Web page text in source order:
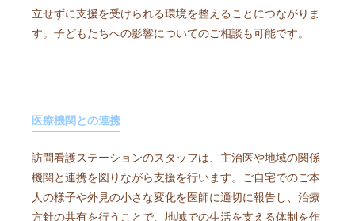
立せずに支援を受けられる環境を整えることにつながりま
す。子どもたちへの影響についてのご相談も可能です。
医療機関との連携
訪問看護ステーションのスタッフは、主治医や地域の関係
機関と連携を図りながら支援を行います。ご自宅でのご本
人の様子や外見の小さな変化を医師に適切に報告し、治療
方針の共有を行うことで、地域での生活を支える体制を作